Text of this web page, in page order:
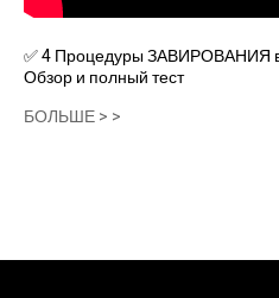
✅ 4 Процедуры ЗАВИРОВАНИЯ в 1 - Декапер XTRAMIG 200 -
Обзор и полный тест
БОЛЬШЕ > >